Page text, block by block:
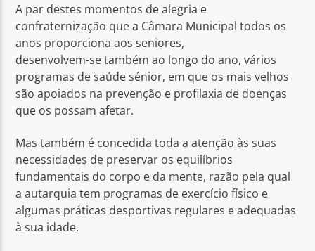
A par destes momentos de alegria e
confraternização que a Câmara Municipal todos os
anos proporciona aos seniores,
desenvolvem-se também ao longo do ano, vários
programas de saúde sénior, em que os mais velhos
são apoiados na prevenção e profilaxia de doenças
que os possam afetar.
Mas também é concedida toda a atenção às suas
necessidades de preservar os equilíbrios
fundamentais do corpo e da mente, razão pela qual
a autarquia tem programas de exercício físico e
algumas práticas desportivas regulares e adequadas
à sua idade.